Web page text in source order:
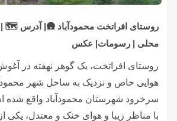
روستای افراتخت
محلی | رسومات| عکس
روستای افراتخت، یک گوهر نهفته در
هوایی خاص و نزدیک به ساحل شهر
با مناظر زیبا و هوای خنک و معتدل، یکی